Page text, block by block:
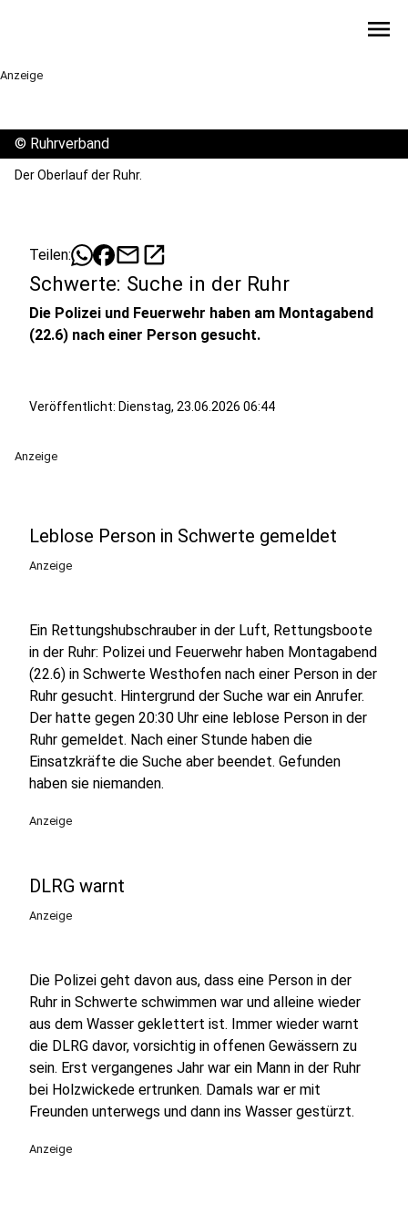
menu
Anzeige
© Ruhrverband
Der Oberlauf der Ruhr.
Teilen: mailopen_in_new
Schwerte: Suche in der Ruhr
Die Polizei und Feuerwehr haben am Montagabend
(22.6) nach einer Person gesucht.
Veröffentlicht: Dienstag, 23.06.2026 06:44
Anzeige
Leblose Person in Schwerte gemeldet
Anzeige
Ein Rettungshubschrauber in der Luft, Rettungsboote
in der Ruhr: Polizei und Feuerwehr haben Montagabend
(22.6) in Schwerte Westhofen nach einer Person in der
Ruhr gesucht. Hintergrund der Suche war ein Anrufer.
Der hatte gegen 20:30 Uhr eine leblose Person in der
Ruhr gemeldet. Nach einer Stunde haben die
Einsatzkräfte die Suche aber beendet. Gefunden
haben sie niemanden.
Anzeige
DLRG warnt
Anzeige
Die Polizei geht davon aus, dass eine Person in der
Ruhr in Schwerte schwimmen war und alleine wieder
aus dem Wasser geklettert ist. Immer wieder warnt
die DLRG davor, vorsichtig in offenen Gewässern zu
sein. Erst vergangenes Jahr war ein Mann in der Ruhr
bei Holzwickede ertrunken. Damals war er mit
Freunden unterwegs und dann ins Wasser gestürzt.
Anzeige